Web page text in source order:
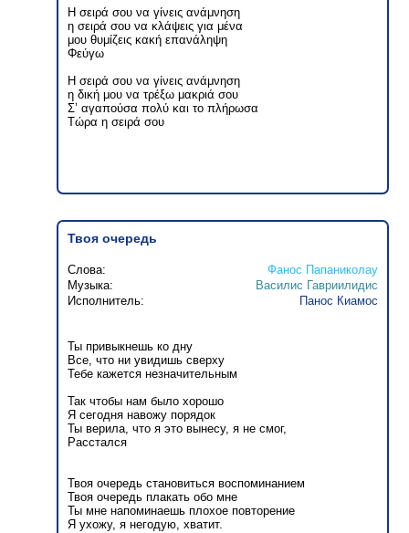
Η σειρά σου να γίνεις ανάμνηση
η σειρά σου να κλάψεις για μένα
μου θυμίζεις κακή επανάληψη
Φεύγω
Η σειρά σου να γίνεις ανάμνηση
η δική μου να τρέξω μακριά σου
Σ’ αγαπούσα πολύ και το πλήρωσα
Τώρα η σειρά σου
Твоя очередь
Слова:
Фанос Папаниколау
Музыка:
Василис Гавриилидис
Исполнитель:
Панос Киамос
Ты привыкнешь ко дну
Все, что ни увидишь сверху
Тебе кажется незначительным
Так чтобы нам было хорошо
Я сегодня навожу порядок
Ты верила, что я это вынесу, я не смог,
Расстался
Твоя очередь становиться воспоминанием
Твоя очередь плакать обо мне
Ты мне напоминаешь плохое повторение
Я ухожу, я негодую, хватит.